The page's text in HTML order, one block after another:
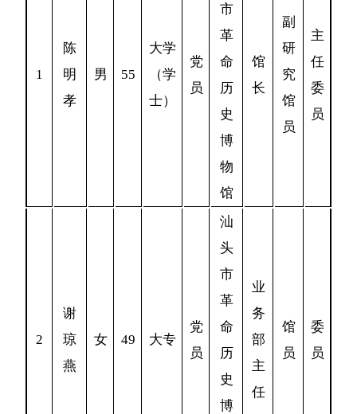
1
陈
明
孝
男 55
大学
（学
士）
党
员
市
革
命
历
史
博
物
馆
馆
长
副
研
究
馆
员
主
任
委
员
2
谢
琼
燕
女 49 大专
党
员
汕
头
市
革
命
历
史
博
业
务
部
主
任
馆
员
委
员